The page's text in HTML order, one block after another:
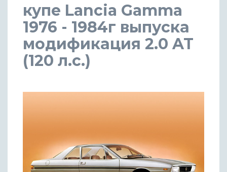
купе Lancia Gamma
1976 - 1984г выпуска
модификация 2.0 AT
(120 л.с.)